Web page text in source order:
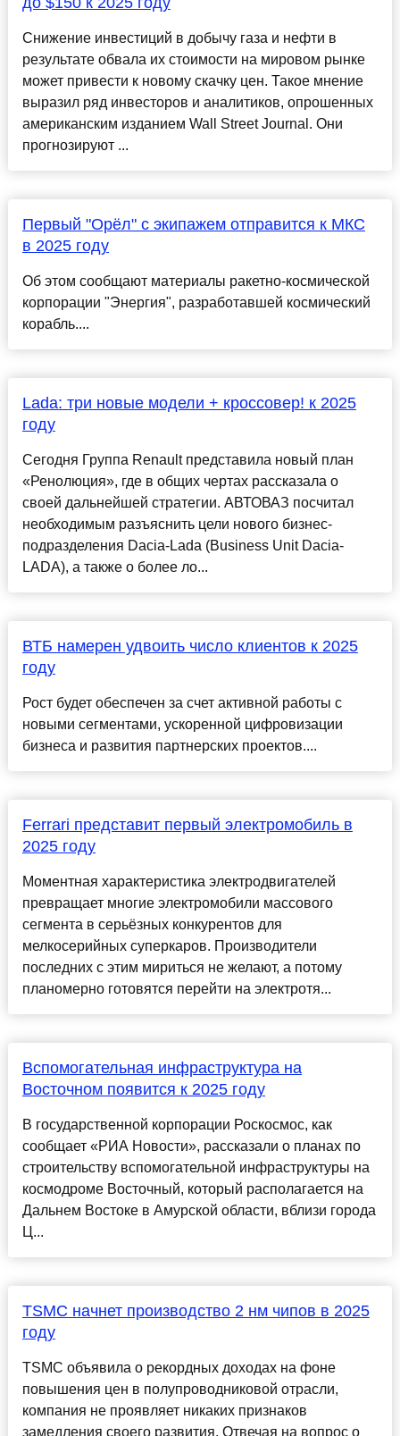
Снижение инвестиций в добычу газа и нефти в
результате обвала их стоимости на мировом рынке
может привести к новому скачку цен. Такое мнение
выразил ряд инвесторов и аналитиков, опрошенных
американским изданием Wall Street Journal. Они
прогнозируют ...
Первый "Орёл" с экипажем отправится к МКС
в 2025 году
Об этом сообщают материалы ракетно-космической
корпорации "Энергия", разработавшей космический
корабль....
Lada: три новые модели + кроссовер! к 2025
году
Сегодня Группа Renault представила новый план
«Ренолюция», где в общих чертах рассказала о
своей дальнейшей стратегии. АВТОВАЗ посчитал
необходимым разъяснить цели нового бизнес-
подразделения Dacia-Lada (Business Unit Dacia-
LADA), а также о более ло...
ВТБ намерен удвоить число клиентов к 2025
году
Рост будет обеспечен за счет активной работы с
новыми сегментами, ускоренной цифровизации
бизнеса и развития партнерских проектов....
Ferrari представит первый электромобиль в
2025 году
Моментная характеристика электродвигателей
превращает многие электромобили массового
сегмента в серьёзных конкурентов для
мелкосерийных суперкаров. Производители
последних с этим мириться не желают, а потому
планомерно готовятся перейти на электротя...
Вспомогательная инфраструктура на
Восточном появится к 2025 году
В государственной корпорации Роскосмос, как
сообщает «РИА Новости», рассказали о планах по
строительству вспомогательной инфраструктуры на
космодроме Восточный, который располагается на
Дальнем Востоке в Амурской области, вблизи города
Ц...
TSMC начнет производство 2 нм чипов в 2025
году
TSMC объявила о рекордных доходах на фоне
повышения цен в полупроводниковой отрасли,
компания не проявляет никаких признаков
замедления своего развития. Отвечая на вопрос о